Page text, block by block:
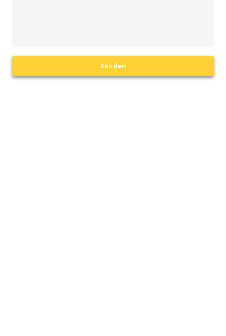
Senden